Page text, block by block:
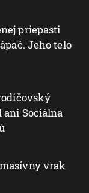
priepasti
Jeho telo
ani Sociálna
vrak